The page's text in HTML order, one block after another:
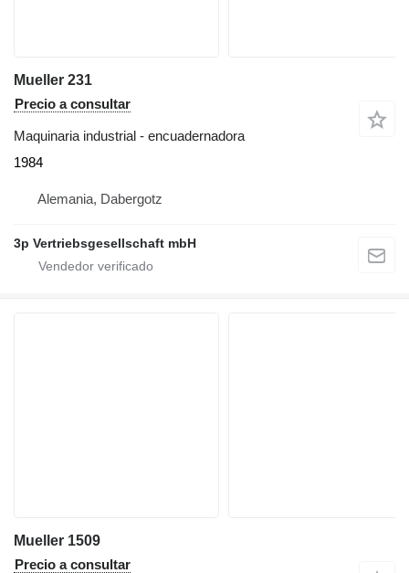
Mueller 231
Precio a consultar
Maquinaria industrial - encuadernadora
1984
Alemania, Dabergotz
3p Vertriebsgesellschaft mbH
Mueller 1509
Precio a consultar